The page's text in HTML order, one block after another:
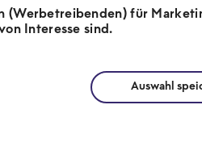
(Werbetreibenden) für
Interesse sind.
Auswahl